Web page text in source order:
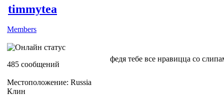
timmytea
Members
485 сообщений
Местоположение: Russia
Клин
федя тебе все нравицца со